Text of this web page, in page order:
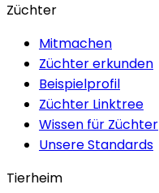
Züchter
Mitmachen
Züchter erkunden
Beispielprofil
Züchter Linktree
Wissen für Züchter
Unsere Standards
Tierheim